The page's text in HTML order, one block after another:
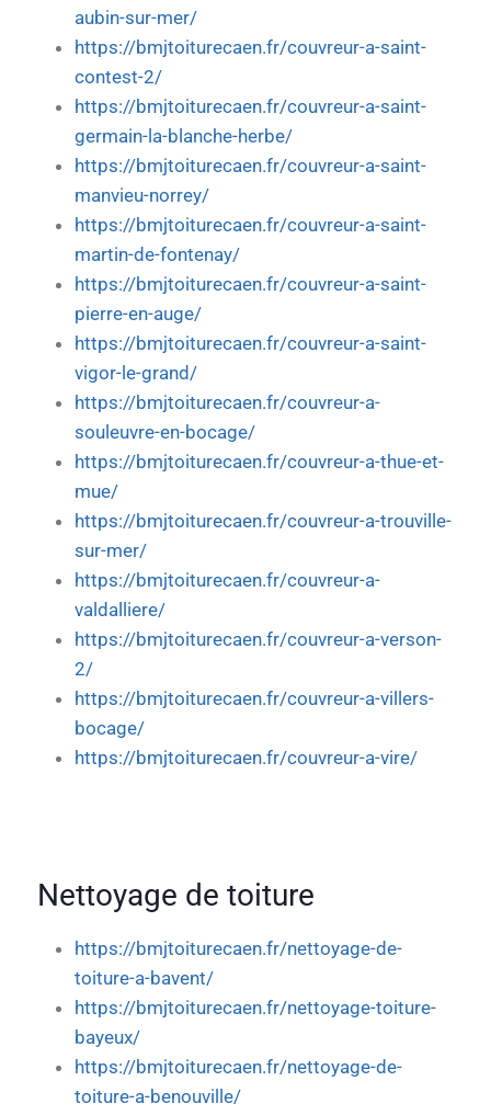
aubin-sur-mer/
https://bmjtoiturecaen.fr/couvreur-a-saint-
contest-2/
https://bmjtoiturecaen.fr/couvreur-a-saint-
germain-la-blanche-herbe/
https://bmjtoiturecaen.fr/couvreur-a-saint-
manvieu-norrey/
https://bmjtoiturecaen.fr/couvreur-a-saint-
martin-de-fontenay/
https://bmjtoiturecaen.fr/couvreur-a-saint-
pierre-en-auge/
https://bmjtoiturecaen.fr/couvreur-a-saint-
vigor-le-grand/
https://bmjtoiturecaen.fr/couvreur-a-
souleuvre-en-bocage/
https://bmjtoiturecaen.fr/couvreur-a-thue-et-
mue/
https://bmjtoiturecaen.fr/couvreur-a-trouville-
sur-mer/
https://bmjtoiturecaen.fr/couvreur-a-
valdalliere/
https://bmjtoiturecaen.fr/couvreur-a-verson-
2/
https://bmjtoiturecaen.fr/couvreur-a-villers-
bocage/
https://bmjtoiturecaen.fr/couvreur-a-vire/
Nettoyage de toiture
https://bmjtoiturecaen.fr/nettoyage-de-
toiture-a-bavent/
https://bmjtoiturecaen.fr/nettoyage-toiture-
bayeux/
https://bmjtoiturecaen.fr/nettoyage-de-
toiture-a-benouville/